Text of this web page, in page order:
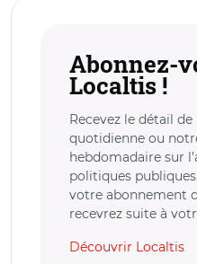
Abonnez-
Localtis !
Recevez le détail
quotidienne ou
hebdomadaire sur
politiques
votre abonnement
recevrez suite à
Découvrir Localtis